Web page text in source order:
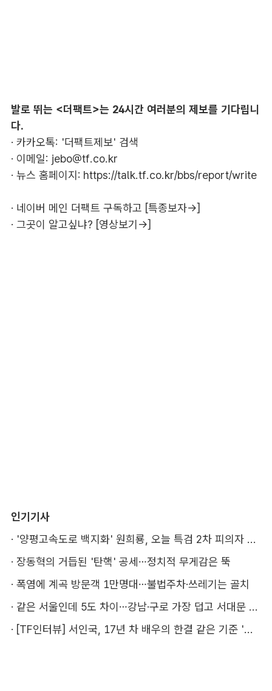
발로 뛰는 <더팩트>는 24시간 여러분의 제보를 기다립니
다.
· 카카오톡: '더팩트제보' 검색
· 이메일: jebo@tf.co.kr
· 뉴스 홈페이지: https://talk.tf.co.kr/bbs/report/write
· 네이버 메인 더팩트 구독하고 [특종보자→]
· 그곳이 알고싶냐? [영상보기→]
인기기사
·
'양평고속도로 백지화' 원희룡, 오늘 특검 2차 피의자 조사
· 장동혁의 거듭된 '탄핵' 공세…정치적 무게감은 뚝
· 폭염에 계곡 방문객 1만명대…불법주차·쓰레기는 골치
·
같은 서울인데 5도 차이…강남·구로 가장 덥고 서대문 낫다
·
[TF인터뷰] 서인국, 17년 차 배우의 한결 같은 기준 '성장'